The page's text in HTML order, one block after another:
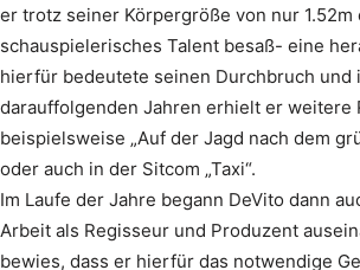
er trotz seiner Körpergröße von nur 1.52m
schauspielerisches Talent besaß- eine
hierfür bedeutete seinen Durchbruch und
darauffolgenden Jahren erhielt er weitere
beispielsweise „Auf der Jagd nach dem
oder auch in der Sitcom „Taxi“.
Im Laufe der Jahre begann DeVito dann
Arbeit als Regisseur und Produzent
bewies, dass er hierfür das notwendige